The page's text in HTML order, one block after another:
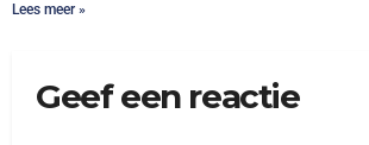
Lees meer »
Geef een reactie